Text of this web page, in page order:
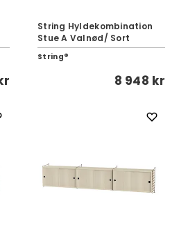
String Hyldekombination
Stue A Valnød/ Sort
String®
8 948 kr